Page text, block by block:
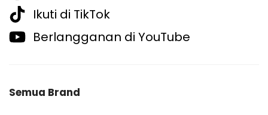
Ikuti di TikTok
Berlangganan di YouTube
Semua Brand